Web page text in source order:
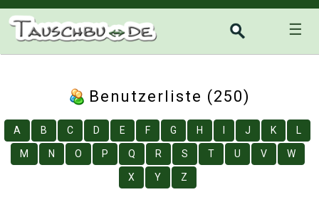
☰
Benutzerliste (250)
A B C D E F G H J K L
M N O P Q R S T U V W
X Y Z